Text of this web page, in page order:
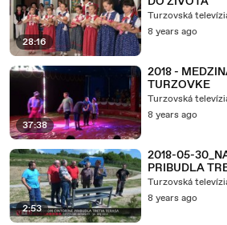
28:16
Turzovská
8 years ago
37:38
2018 -
TURZOVKE
Turzovská
8 years ago
2:53
2018-05-
PRIBUDLA
Turzovská
8 years ago